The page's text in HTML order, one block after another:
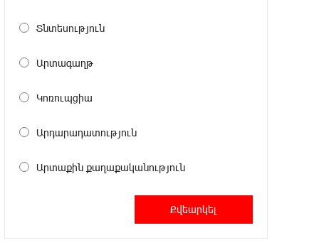
Սպասվում է քամու ուժգնացում,
ից 11-ին
23:14:18 6-08-2026
թաղամասի հարևանությամբ
են մի քանի կիլոմետրից
Հնդկաստանի և Իսրայելի
Տնտեսություն
Արտագաղթ
Կոռուպցիա
Արդարադատություն
Արտաքին քաղաքականություն